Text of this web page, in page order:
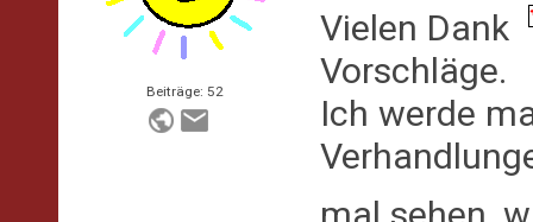
Beiträge: 52
Vielen Dank
Vorschläge.
Ich werde
mal sehen,